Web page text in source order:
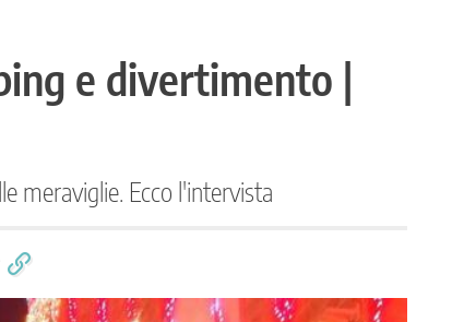
e divertimento |
meraviglie. Ecco l'intervista